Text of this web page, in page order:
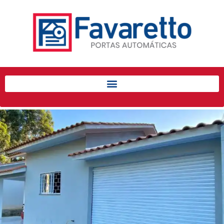
Início
Produtos
Porta de Enrolar Automática
Automatizadores
Acessórios Para Portas de
Enrolar
Pintura eletrostática
Portfólio
Contato